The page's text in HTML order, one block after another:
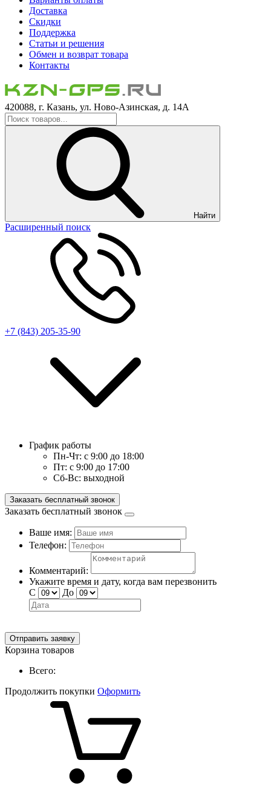
Доставка
Скидки
Поддержка
Статьи и решения
Обмен и возврат товара
Контакты
420088, г. Казань, ул. Ново-Азинская, д. 14А
Найти
Расширенный поиск
+7 (843) 205-35-90
График работы
Пн-Чт: с 9:00 до 18:00
Пт: с 9:00 до 17:00
Сб-Вс: выходной
Заказать бесплатный звонок
Заказать бесплатный звонок
Ваше имя:
Телефон:
Комментарий:
Укажите время и дату, когда вам перезвонить
С
До
Отправить заявку
Корзина товаров
Всего:
Продолжить покупки Оформить